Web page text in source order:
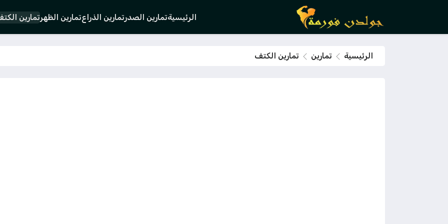
الرئيسيةتمارين الصدرتمارين الذراعتمارين الظهرتمارين
الرئيسية تمارين تمارين الكتف